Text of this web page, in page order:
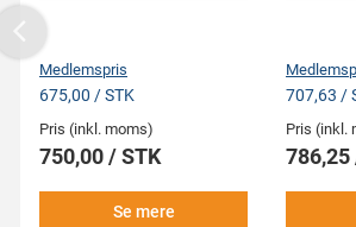
Medlemspris
675,00 / STK
Pris (inkl. moms)
750,00 / STK
Se mere
707,63 /
Pris (inkl.
786,25
Previous